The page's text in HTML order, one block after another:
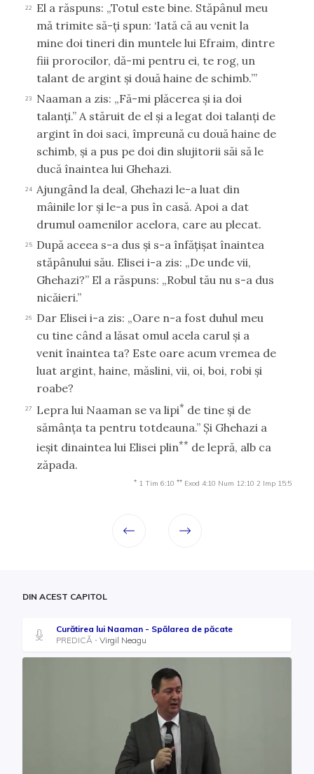
22
El a răspuns: „Totul este bine. Stăpânul meu
mă trimite să-ţi spun: ‘Iată că au venit la
mine doi tineri din muntele lui Efraim, dintre
fiii prorocilor, dă-mi pentru ei, te rog, un
talant de argint şi două haine de schimb.’”
23
Naaman a zis: „Fă-mi plăcerea şi ia doi
talanţi.” A stăruit de el şi a legat doi talanţi de
argint în doi saci, împreună cu două haine de
schimb, şi a pus pe doi din slujitorii săi să le
ducă înaintea lui Ghehazi.
24
Ajungând la deal, Ghehazi le-a luat din
mâinile lor şi le-a pus în casă. Apoi a dat
drumul oamenilor acelora, care au plecat.
25
După aceea s-a dus şi s-a înfăţişat înaintea
stăpânului său. Elisei i-a zis: „De unde vii,
Ghehazi?” El a răspuns: „Robul tău nu s-a dus
nicăieri.”
26
Dar Elisei i-a zis: „Oare n-a fost duhul meu
cu tine când a lăsat omul acela carul şi a
venit înaintea ta? Este oare acum vremea de
luat argint, haine, măslini, vii, oi, boi, robi şi
roabe?
27 Lepra lui Naaman se va lipi* de tine şi de
sămânţa ta pentru totdeauna.” Şi Ghehazi a
ieşit dinaintea lui Elisei plin** de lepră, alb ca
zăpada.
* 1 Tim 6:10 ** Exod 4:10 Num 12:10 2 Imp 15:5
DIN ACEST CAPITOL
Curătirea lui Naaman - Spălarea de păcate
PREDICĂ
Virgil Neagu